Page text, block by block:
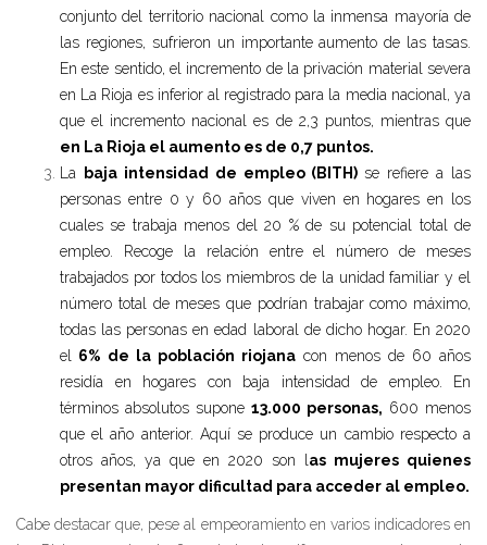
conjunto del territorio nacional como la inmensa mayoría de
las regiones, sufrieron un importante aumento de las tasas.
En este sentido, el incremento de la privación material severa
en La Rioja es inferior al registrado para la media nacional, ya
que el incremento nacional es de 2,3 puntos, mientras que
en La Rioja el aumento es de 0,7 puntos.
La baja intensidad de empleo (BITH)se refiere a las
personas entre 0 y 60 años que viven en hogares en los
cuales se trabaja menos del 20 % de su potencial total de
empleo. Recoge la relación entre el número de meses
trabajados por todos los miembros de la unidad familiar y el
número total de meses que podrían trabajar como máximo,
todas las personas en edad laboral de dicho hogar. En 2020
el 6% de la población riojana con menos de 60 años
residía en hogares con baja intensidad de empleo. En
términos absolutos supone 13.000 personas, 600 menos
que el año anterior. Aquí se produce un cambio respecto a
otros años, ya que en 2020 son las mujeres quienes
presentan mayor dificultad para acceder al empleo.
Cabe destacar que, pese al empeoramiento en varios indicadores en